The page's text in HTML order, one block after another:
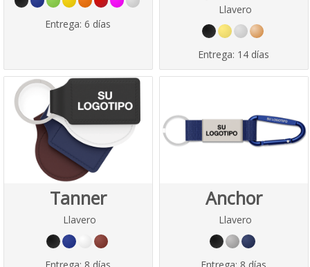
Entrega: 6 días
Llavero
Entrega: 14 días
Tanner
Llavero
Anchor
Llavero